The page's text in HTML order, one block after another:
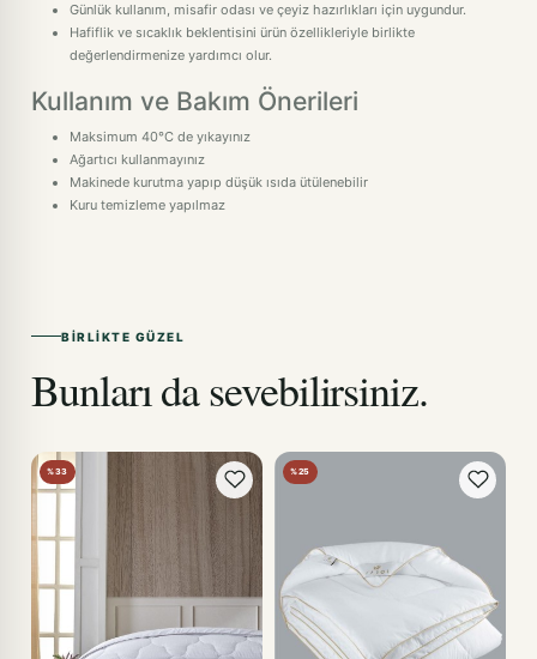
Günlük kullanım, misafir odası ve çeyiz hazırlıkları için uygundur.
Hafiflik ve sıcaklık beklentisini ürün özellikleriyle birlikte
değerlendirmenize yardımcı olur.
Kullanım ve Bakım Önerileri
Maksimum 40°C de yıkayınız
Ağartıcı kullanmayınız
Makinede kurutma yapıp düşük ısıda ütülenebilir
Kuru temizleme yapılmaz
BIRLIKTE GÜZEL
Bunları da sevebilirsiniz.
%33 %25